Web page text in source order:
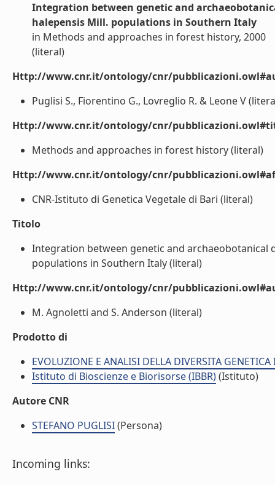
Integration between genetic and
halepensis Mill. populations in Southern Italy
in Methods and approaches in forest history, 2000
(literal)
Http://www.cnr.it/ontology/cnr/
Puglisi S., Fiorentino G., Lovreglio R. & Leone V
Http://www.cnr.it/ontology/cnr/
Methods and approaches in forest history (literal)
Http://www.cnr.it/ontology/cnr/
CNR-Istituto di Genetica Vegetale di Bari (literal)
Titolo
Integration between genetic and archaeobotanical
populations in Southern Italy (literal)
Http://www.cnr.it/ontology/cnr/
M. Agnoletti and S. Anderson (literal)
Prodotto di
EVOLUZIONE E ANALISI DELLA DIVERSITA
Istituto di Bioscienze e Biorisorse (IBBR)(Istituto)
Autore CNR
STEFANO PUGLISI(Persona)
Incoming links: